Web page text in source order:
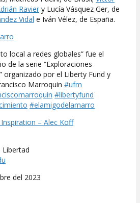
Ravier y Lucía Vásquez Ger, de
Vidal e Iván Vélez, de España.
local a redes globales” fue el
de la serie “Exploraciones
organizado por el Liberty Fund y
Marroquin #ufm
#libertyfund
#elamigodelamarro
– Alec Koff
Libertad
del 2023